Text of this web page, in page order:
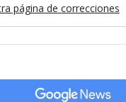
página de correcciones